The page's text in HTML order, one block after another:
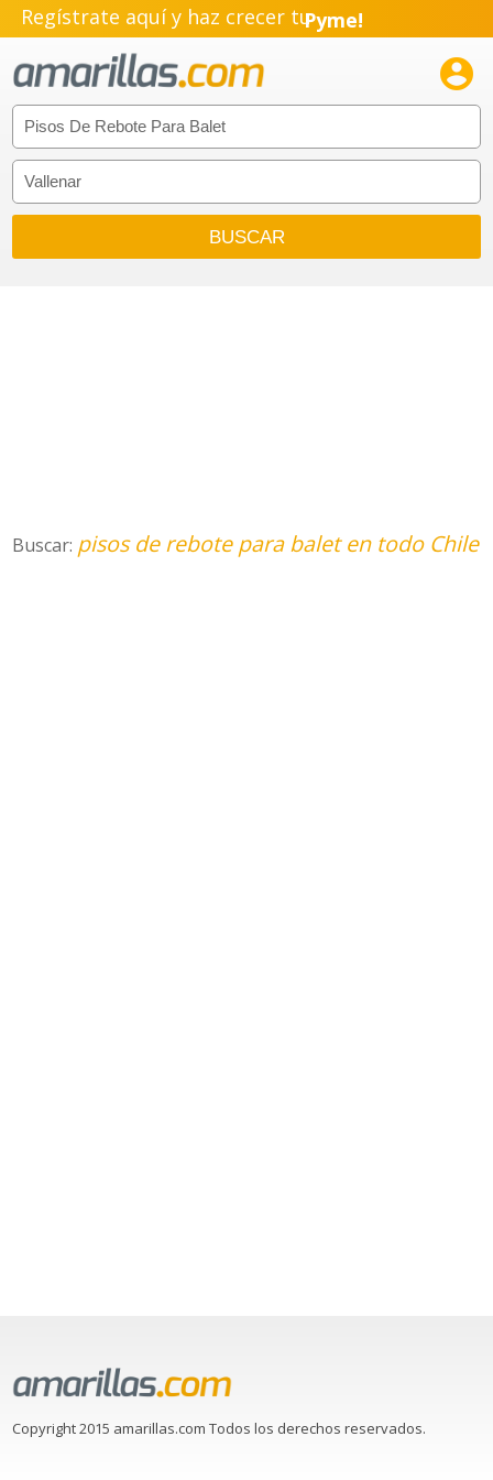
Regístrate aquí y haz crecer tuPyme!
Emprendimiento!

Buscar: pisos de rebote para balet en todo Chile
Copyright 2015 amarillas.com Todos los derechos reservados.